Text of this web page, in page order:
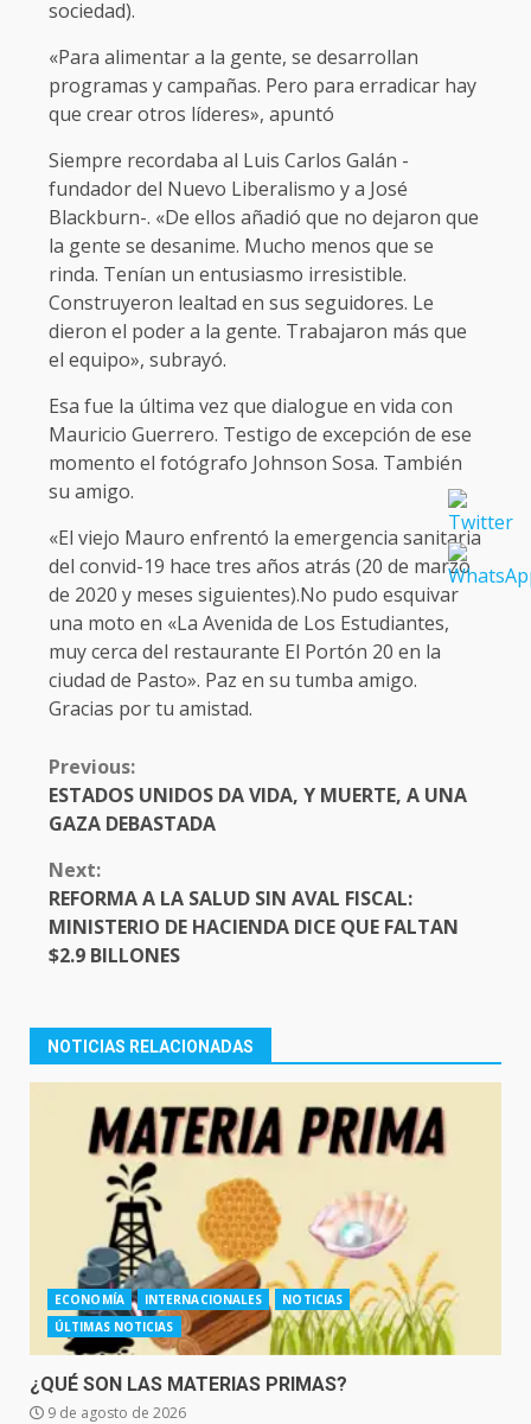
sociedad).
«Para alimentar a la gente, se desarrollan
programas y campañas. Pero para erradicar hay
que crear otros líderes», apuntó
Siempre recordaba al Luis Carlos Galán -
fundador del Nuevo Liberalismo y a José
Blackburn-. «De ellos añadió que no dejaron que
la gente se desanime. Mucho menos que se
rinda. Tenían un entusiasmo irresistible.
Construyeron lealtad en sus seguidores. Le
dieron el poder a la gente. Trabajaron más que
el equipo», subrayó.
Esa fue la última vez que dialogue en vida con
Mauricio Guerrero. Testigo de excepción de ese
momento el fotógrafo Johnson Sosa. También
su amigo.
«El viejo Mauro enfrentó la emergencia sanitaria
del convid-19 hace tres años atrás (20 de marzo
de 2020 y meses siguientes).No pudo esquivar
una moto en «La Avenida de Los Estudiantes,
muy cerca del restaurante El Portón 20 en la
ciudad de Pasto». Paz en su tumba amigo.
Gracias por tu amistad.
CONTINUE
READING
Previous:
ESTADOS UNIDOS DA VIDA, Y MUERTE, A UNA
GAZA DEBASTADA
Next:
REFORMA A LA SALUD SIN AVAL FISCAL:
MINISTERIO DE HACIENDA DICE QUE FALTAN
$2.9 BILLONES
NOTICIAS RELACIONADAS
ECONOMÍA INTERNACIONALES
NOTICIAS
ÚLTIMAS NOTICIAS
¿QUÉ SON LAS MATERIAS PRIMAS?
9 de agosto de 2026